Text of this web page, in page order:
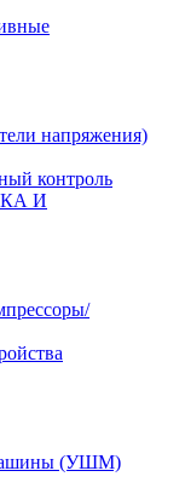
напряжения)
контроль
И
(УШМ)